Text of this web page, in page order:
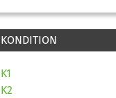
KONDITION
K1
K2